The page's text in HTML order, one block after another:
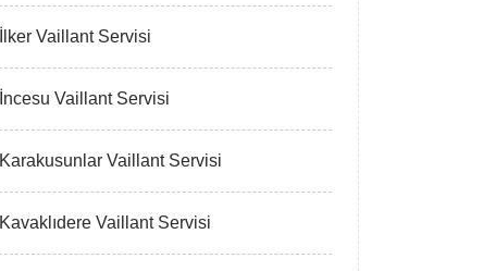
İlker Vaillant Servisi
İncesu Vaillant Servisi
Karakusunlar Vaillant Servisi
Kavaklıdere Vaillant Servisi